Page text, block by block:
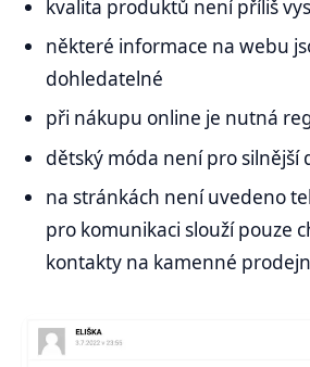
kvalita produktů není příliš
některé informace na webu
dohledatelné
při nákupu online je nutná
dětský móda není pro silnější
na stránkách není uvedeno
pro komunikaci slouží pouze
kontakty na kamenné